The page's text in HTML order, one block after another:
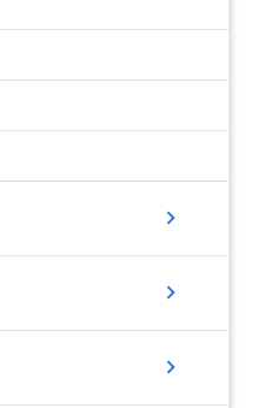
chevron_right
chevron_right
chevron_right